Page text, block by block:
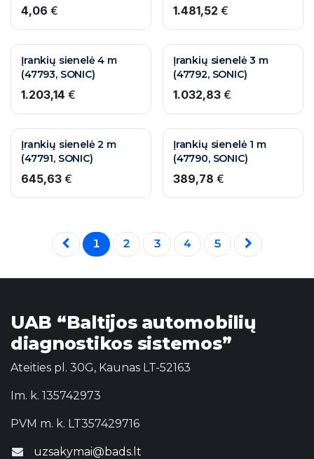
4,06 € 1.481,52 €
10 M. GARANTIJA
Įrankių sienelė 4 m
(47793, SONIC)
1.203,14 €
10 M. GARANTIJA
Įrankių sienelė 3 m
(47792, SONIC)
1.032,83€
10 M. GARANTIJA
Įrankių sienelė 2 m
(47791, SONIC)
645,63 €
10 M. GARANTIJA
Įrankių sienelė 1 m
(47790, SONIC)
389,78 €
1 2 3 4 5
UAB “Baltijos automobilių
diagnostikos sistemos”
Ateities pl. 30G, Kaunas LT-52163
Im. k. 135742973
PVM m. k. LT357429716
uzsakymai@bads.lt